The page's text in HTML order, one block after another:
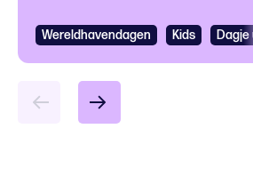
Wereldhavendagen Kids Dagje
Bekijken